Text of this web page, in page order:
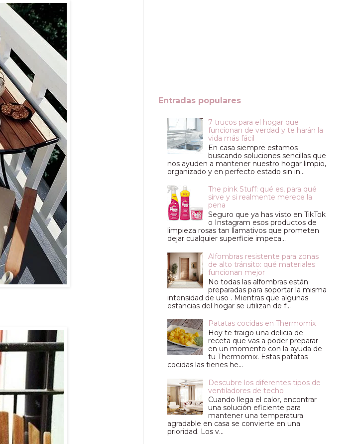
Entradas populares
7 trucos para el hogar que
funcionan de verdad y te harán la
vida más fácil
En casa siempre estamos
buscando soluciones sencillas que
nos ayuden a mantener nuestro hogar limpio,
organizado y en perfecto estado sin in...
The pink Stuff: qué es, para qué
sirve y si realmente merece la
pena
Seguro que ya has visto en TikTok
o Instagram esos productos de
limpieza rosas tan llamativos que prometen
dejar cualquier superficie impeca...
Alfombras resistente para zonas
de alto tránsito: qué materiales
funcionan mejor
No todas las alfombras están
preparadas para soportar la misma
intensidad de uso . Mientras que algunas
estancias del hogar se utilizan de f...
Patatas cocidas en Thermomix
Hoy te traigo una delicia de
receta que vas a poder preparar
en un momento con la ayuda de
tu Thermomix. Estas patatas
cocidas las tienes he...
Descubre los diferentes tipos de
ventiladores de techo
Cuando llega el calor, encontrar
una solución eficiente para
mantener una temperatura
agradable en casa se convierte en una
prioridad. Los v...